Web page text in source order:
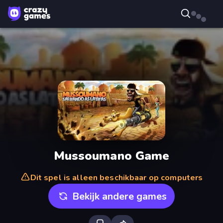
Mussoumano Game
Dit spel is alleen beschikbaar op computers
Bekijk andere games